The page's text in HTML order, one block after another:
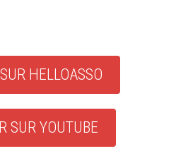
HELLOASSO
SUR YOUTUBE